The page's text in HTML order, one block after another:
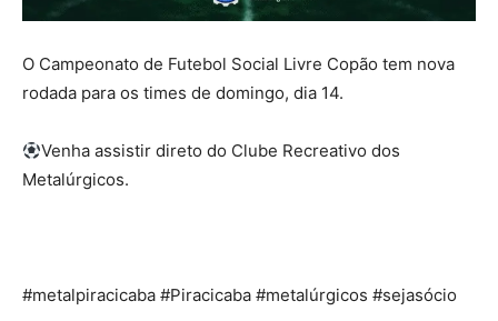
O Campeonato de Futebol Social Livre Copão tem nova
rodada para os times de domingo, dia 14.
Venha assistir direto do Clube Recreativo dos
Metalúrgicos.
#metalpiracicaba #Piracicaba #metalúrgicos #sejasócio